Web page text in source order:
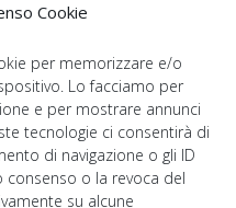
Cookie
per memorizzare e/o
Lo facciamo per
e per mostrare annunci
tecnologie ci consentirà di
di navigazione o gli ID
o la revoca del
su alcune